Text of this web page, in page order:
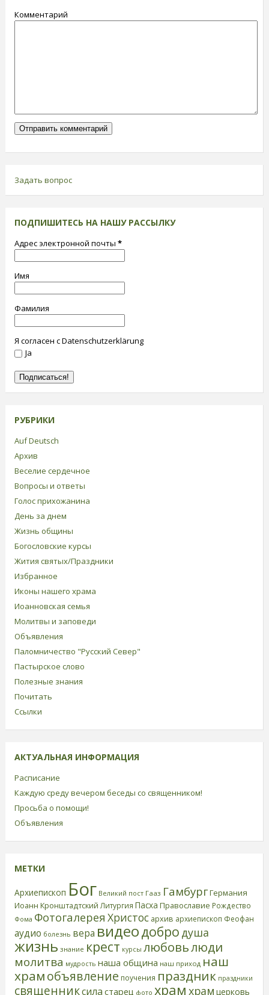
Комментарий
Задать вопрос
ПОДПИШИТЕСЬ НА НАШУ РАССЫЛКУ
Адрес электронной почты *
Имя
Фамилия
Я согласен с Datenschutzerklärung
Ja
РУБРИКИ
Auf Deutsch
Архив
Веселие сердечное
Вопросы и ответы
Голос прихожанина
День за днем
Жизнь общины
Богословские курсы
Жития святых/Праздники
Избранное
Иконы нашего храма
Иоанновская семья
Молитвы и заповеди
Объявления
Паломничество "Русский Север"
Пастырское слово
Полезные знания
Почитать
Ссылки
АКТУАЛЬНАЯ ИНФОРМАЦИЯ
Расписание
Каждую среду вечером беседы со священником!
Просьба о помощи!
Объявления
МЕТКИ
Архиепископ Бог Великий пост Гааз ГамбургГермания
Иоанн Кронштадтский Литургия Пасха Православие Рождество
Фома Фотогалерея Христос архив архиепископ Феофан
аудио болезнь вера видеодобро душа
жизнь знание крест курсы любовьлюди
молитва мудрость наша община наш приход наш
храмобъявление поучения праздник праздники
священниксила старец фото храм храм церковь